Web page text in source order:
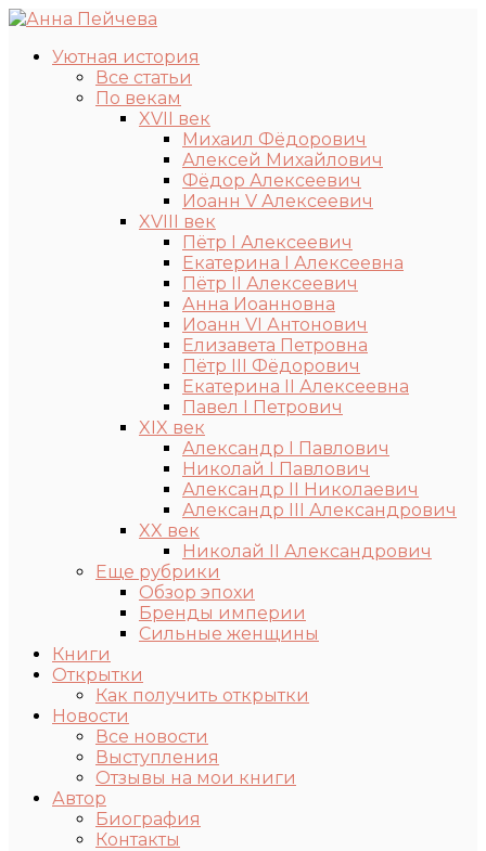
Уютная история
Все статьи
По векам
XVII век
Михаил Фёдорович
Алексей Михайлович
Фёдор Алексеевич
Иоанн V Алексеевич
XVIII век
Пётр I Алексеевич
Екатерина I Алексеевна
Пётр II Алексеевич
Анна Иоанновна
Иоанн VI Антонович
Елизавета Петровна
Пётр III Фёдорович
Екатерина II Алексеевна
Павел I Петрович
XIX век
Александр I Павлович
Николай I Павлович
Александр II Николаевич
Александр III Александрович
XX век
Николай II Александрович
Еще рубрики
Обзор эпохи
Бренды империи
Сильные женщины
Книги
Открытки
Как получить открытки
Новости
Все новости
Выступления
Отзывы на мои книги
Автор
Биография
Контакты